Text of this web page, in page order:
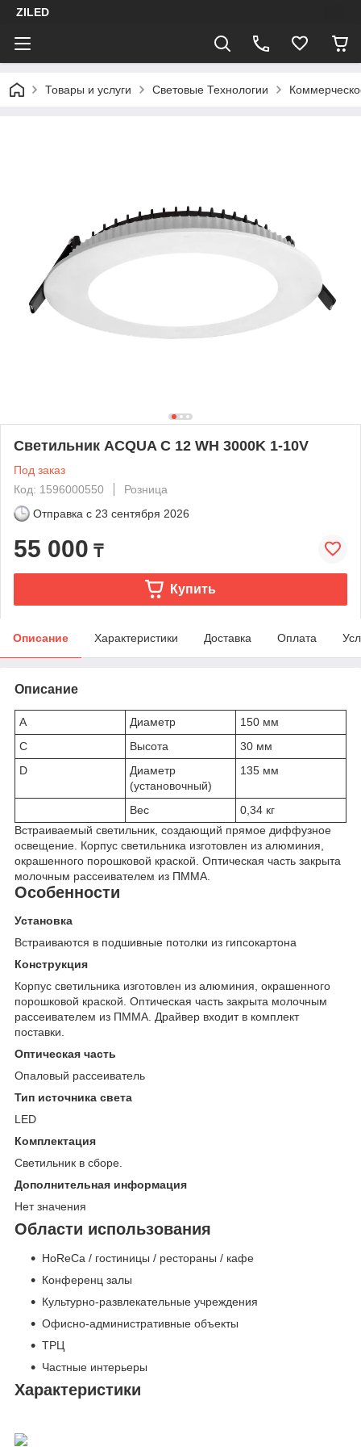
ZILED
Товары и услуги Световые Технологии
Светильник ACQUA C 12 WH 3000K 1-10V
Под заказ
Код: 1596000550
Розница
Отправка с 23 сентября 2026
55 000 ₸
Купить
Описание Характеристики Доставка Оплата
Описание
A Диаметр
150 мм
C
Высота
30 мм
D
Диаметр
(установочный)
135 мм
Вес
0,34 кг
Встраиваемый светильник, создающий прямое диффузное
освещение. Корпус светильника изготовлен из алюминия,
окрашенного порошковой краской. Оптическая часть закрыта
молочным рассеивателем из ПММА.
Особенности
Установка
Встраиваются в подшивные потолки из гипсокартона
Конструкция
Корпус светильника изготовлен из алюминия, окрашенного
порошковой краской. Оптическая часть закрыта молочным
рассеивателем из ПММА. Драйвер входит в комплект
поставки.
Оптическая часть
Опаловый рассеиватель
Тип источника света
LED
Комплектация
Светильник в сборе.
Дополнительная информация
Нет значения
Области использования
HoReCa / гостиницы / рестораны / кафе
Конференц залы
Культурно-развлекательные учреждения
Офисно-административные объекты
ТРЦ
Частные интерьеры
Характеристики